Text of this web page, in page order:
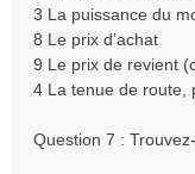
3 La puissance du
8 Le prix d’achat
9 Le prix de revient
4 La tenue de route,
Question 7 :